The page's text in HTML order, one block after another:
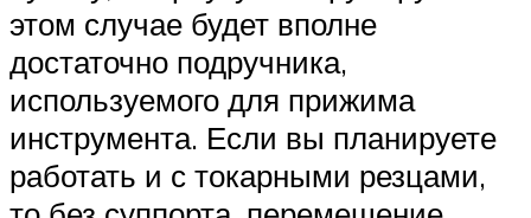
этом случае будет вполне
достаточно подручника,
используемого для прижима
инструмента. Если вы планируете
работать и с токарными резцами,